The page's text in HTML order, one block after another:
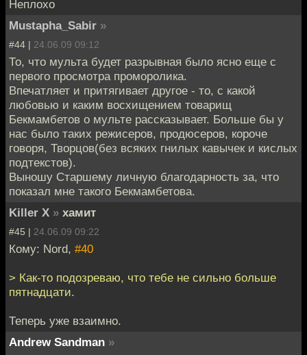
Неплохо
Mustapha_Sabir »
#44 | 24.06.09 09:12
То, что мульта будет разрывная было ясно еще с
первого просмотра проморолика.
Впечатляет и притягивает другое - то, с какой
любовью и каким восхищением товарищ
Бекмамбетов о мульте рассказывает. Больше бы у
нас было таких режисеров, продюсеров, короче
говоря, Творцов(без всяких гнилых кавычек и кислых
подтекстов).
Выношу Старшему личную благодарность за, что
показал мне такого Бекмамбетова.
Killer X » хамит
#45 | 24.06.09 09:22
Кому: Nord, #40
> Как-то подозреваю, что тебе не сильно больше
пятнадцати.
Теперь уже взаимно.
Andrew Sandman »